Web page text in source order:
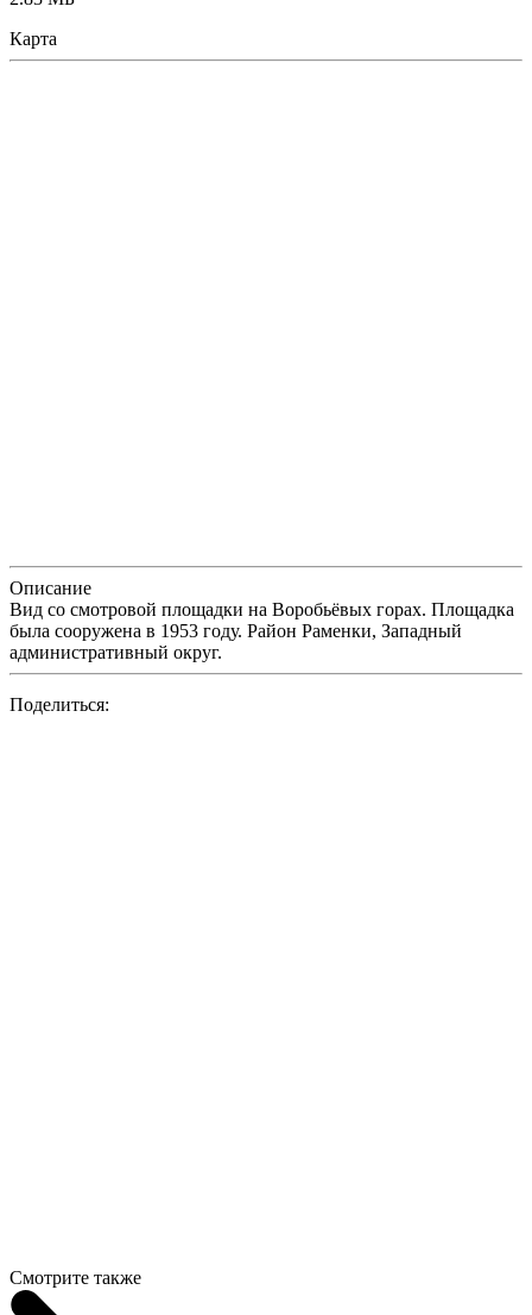
Карта
Описание
Вид со смотровой площадки на Воробьёвых горах. Площадка
была сооружена в 1953 году. Район Раменки, Западный
административный округ.
Поделиться:
Смотрите также